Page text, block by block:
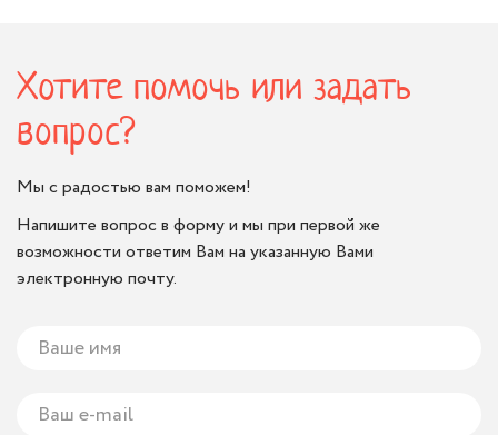
Хотите помочь или задать
вопрос?
Мы с радостью вам поможем!
Напишите вопрос в форму и мы при первой же
возможности ответим Вам на указанную Вами
электронную почту.